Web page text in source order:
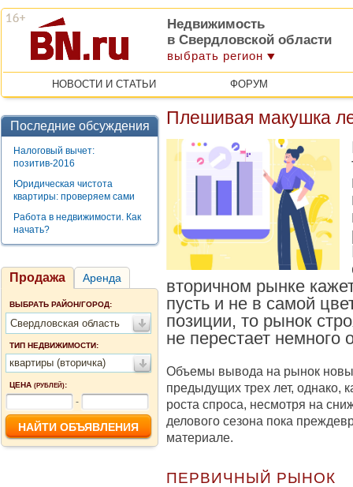
Недвижимость
в Свердловской области
выбрать регион
НОВОСТИ И СТАТЬИ ФОРУМ
Последние обсуждения
Налоговый вычет:
позитив-2016
Юридическая чистота
квартиры: проверяем сами
Работа в недвижимости. Как
начать?
Продажа Аренда
ВЫБРАТЬ РАЙОН/ГОРОД:
Свердловская область
ТИП НЕДВИЖИМОСТИ:
квартиры (вторичка)
ЦЕНА (РУБЛЕЙ):
-
Плешивая макушка
вторичном рынке
пусть и не в самой
позиции, то рынок
не перестает немного
Объемы вывода на рынок
предыдущих трех лет, однако,
роста спроса, несмотря на
делового сезона пока
материале.
ПЕРВИЧНЫЙ РЫНОК